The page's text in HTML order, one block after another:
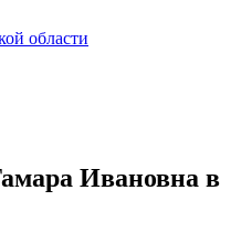
Ивановна в